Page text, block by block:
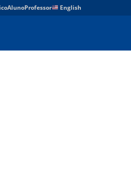
AlunoProfessor English